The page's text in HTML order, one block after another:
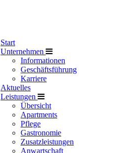
Start
Unternehmen
Informationen
Geschäftsführung
Karriere
Aktuelles
Leistungen
Übersicht
Apartments
Pflege
Gastronomie
Zusatzleistungen
Anwartschaft